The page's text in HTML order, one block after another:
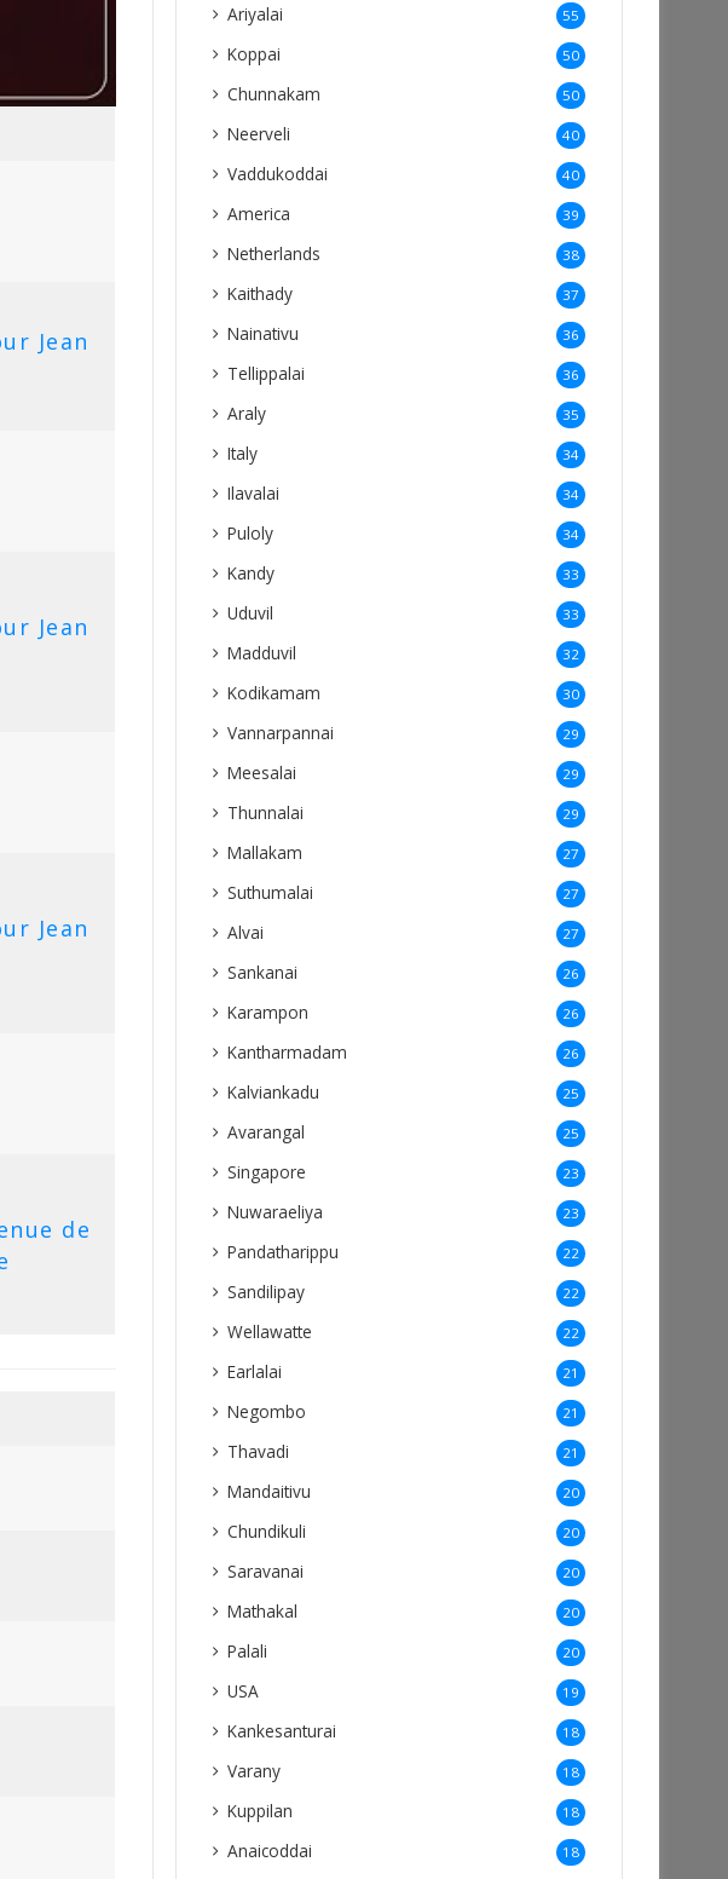
Jean
Jean
Jean
de
Ariyalai 55
Koppai 50
Chunnakam 50
Neerveli 40
Vaddukoddai 40
America 39
Netherlands 38
Kaithady 37
Nainativu 36
Tellippalai 36
Araly 35
Italy 34
Ilavalai 34
Puloly 34
Kandy 33
Uduvil 33
Madduvil 32
Kodikamam 30
Vannarpannai 29
Meesalai 29
Thunnalai 29
Mallakam 27
Suthumalai 27
Alvai 27
Sankanai 26
Karampon 26
Kantharmadam 26
Kalviankadu 25
Avarangal 25
Singapore 23
Nuwaraeliya 23
Pandatharippu 22
Sandilipay 22
Wellawatte 22
Earlalai 21
Negombo 21
Thavadi 21
Mandaitivu 20
Chundikuli 20
Saravanai 20
Mathakal 20
Palali 20
USA 19
Kankesanturai 18
Varany 18
Kuppilan 18
Anaicoddai 18